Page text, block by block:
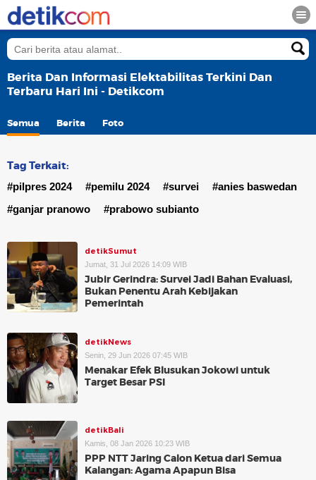
Berita Dan Informasi Elektabilitas Terkini Dan
Terbaru Hari Ini - Detikcom
Semua Berita Foto
Tag Terkait:
#pilpres 2024 #pemilu 2024 #survei
#anies baswedan
#ganjar pranowo
#prabowo subianto
detikSumut
Jumat, 31 Jul 2026 14:09 WIB
Jubir Gerindra: Survei Jadi Bahan Evaluasi,
Bukan Penentu Arah Kebijakan
Pemerintah
detikNews
Senin, 29 Jun 2026 07:45 WIB
Menakar Efek Blusukan Jokowi untuk
Target Besar PSI
detikBali
Kamis, 08 Jan 2026 10:23 WIB
PPP NTT Jaring Calon Ketua dari Semua
Kalangan: Agama Apapun Bisa